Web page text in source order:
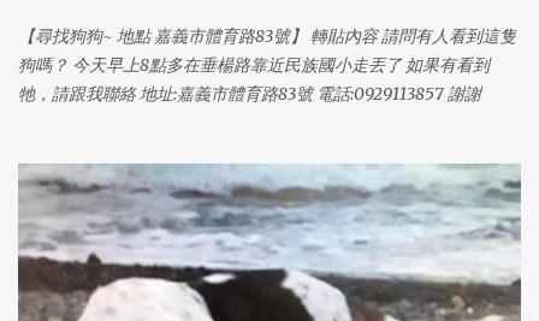
1
【尋找狗狗~ 地點 嘉義市體育路83號】 轉貼內容 請問有人看到這隻
狗嗎？ 今天早上8點多在垂楊路靠近民族國小走丟了 如果有看到
牠，請跟我聯絡 地址:嘉義市體育路83號 電話:0929113857 謝謝